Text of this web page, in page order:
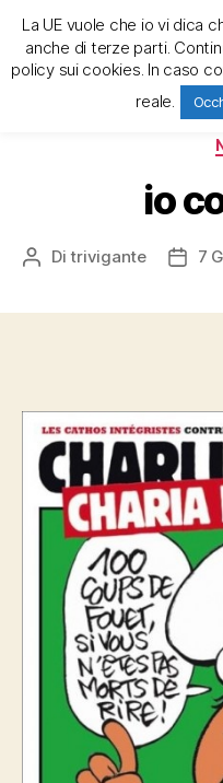
Cerca
io
Autore
Ditrivigante
Data
7
La UE vuole che io vi dica
anche di terze parti.
policy sui cookies. In caso
reale.